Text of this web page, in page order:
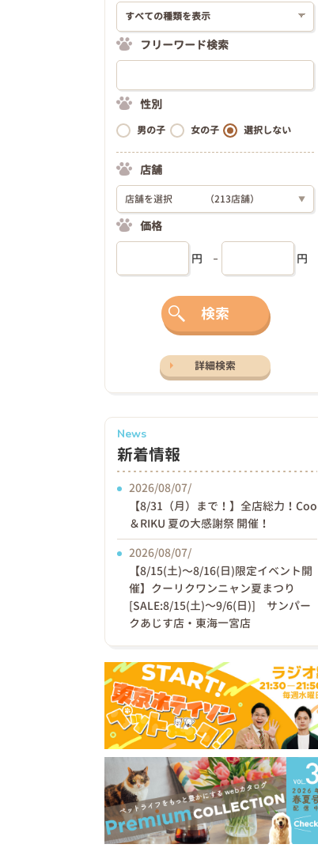
フリーワード検索
性別
男の子 女の子 選択しない
店舗
店舗を選択 （213店舗） ▼
価格
円 円
検索
詳細検索
News
新着情報
2026/08/07/
【8/31（月）まで！】全店総力！Coo
＆RIKU 夏の大感謝祭 開催！
2026/08/07/
【8/15(土)〜8/16(日)限定イベント開
催】クーリクワンニャン夏まつり
[SALE:8/15(土)～9/6(日)] サンパー
クあじす店・東海一宮店